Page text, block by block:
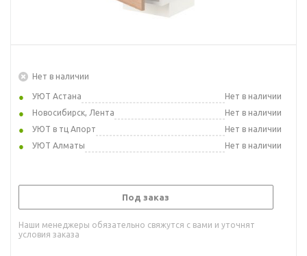
Нет в наличии
УЮТ Астана
Нет в наличии
Новосибирск, Лента
Нет в наличии
УЮТ в тц Апорт
Нет в наличии
УЮТ Алматы
Нет в наличии
Под заказ
Наши менеджеры обязательно свяжутся с вами и уточнят
условия заказа